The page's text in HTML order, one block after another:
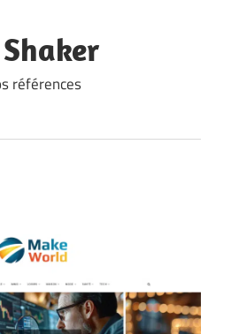
Shaker
références